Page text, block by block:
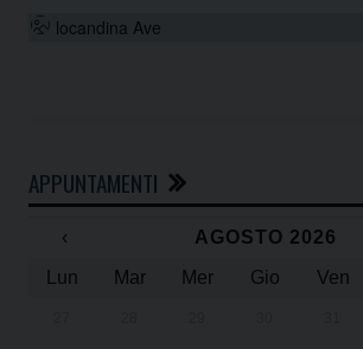
locandina Ave
APPUNTAMENTI
‹ AGOSTO 2026
Lun
Mar Mer Gio Ven